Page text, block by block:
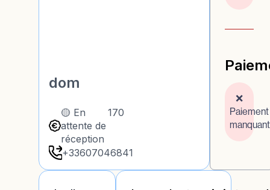
dom
🟡 En
attente de
réception
170
+33607046841
❌
Paiement
manquant